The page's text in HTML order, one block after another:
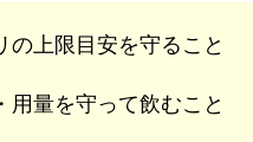
の上限目安を守ること
用量を守って飲むこと